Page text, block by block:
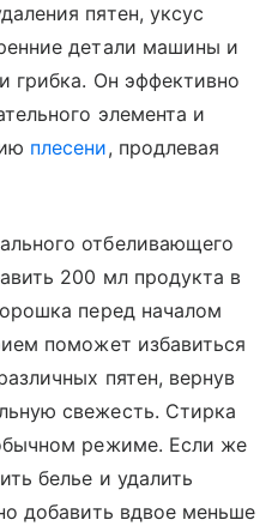
пятен, уксус
детали машины и
грибка. Он эффективно
элемента и
плесени, продлевая
отбеливающего
200 мл продукта в
перед началом
поможет избавиться
пятен, вернув
свежесть. Стирка
режиме. Если же
белье и удалить
добавить вдвое меньше